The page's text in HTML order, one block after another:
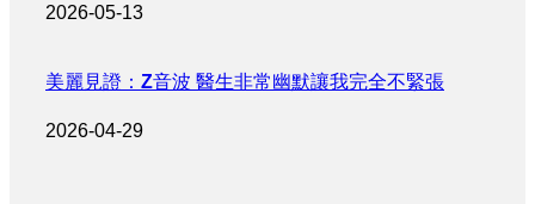
2026-05-13
美麗見證：Z音波 醫生非常幽默讓我完全不緊張
2026-04-29